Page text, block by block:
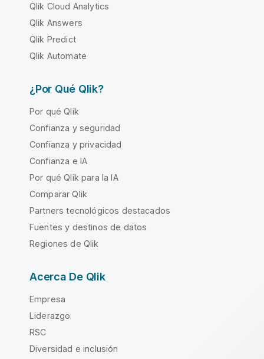
Qlik Cloud Analytics
Qlik Answers
Qlik Predict
Qlik Automate
¿Por Qué Qlik?
Por qué Qlik
Confianza y seguridad
Confianza y privacidad
Confianza e IA
Por qué Qlik para la IA
Comparar Qlik
Partners tecnológicos destacados
Fuentes y destinos de datos
Regiones de Qlik
Acerca De Qlik
Empresa
Liderazgo
RSC
Diversidad e inclusión